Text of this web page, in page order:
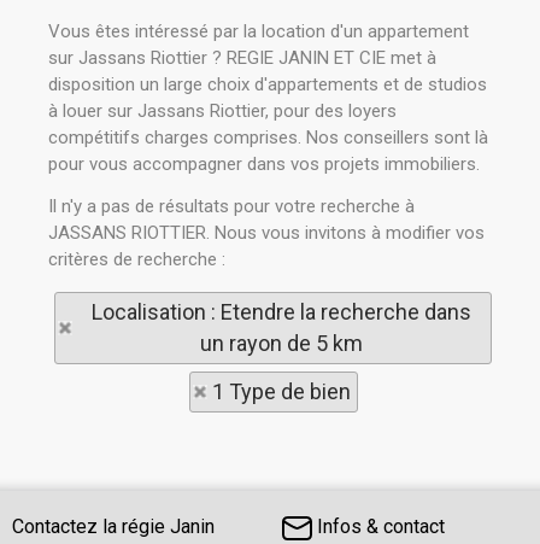
Vous êtes intéressé par la location d'un appartement
sur Jassans Riottier ? REGIE JANIN ET CIE met à
disposition un large choix d'appartements et de studios
à louer sur Jassans Riottier, pour des loyers
compétitifs charges comprises. Nos conseillers sont là
pour vous accompagner dans vos projets immobiliers.
Il n'y a pas de résultats pour votre recherche à
JASSANS RIOTTIER. Nous vous invitons à modifier vos
critères de recherche :
Localisation : Etendre la recherche dans
un rayon de 5 km
1 Type de bien
Contactez la régie Janin
Infos & contact